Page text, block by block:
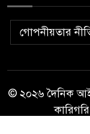
ডোনার্স ক্লাব”
৯
গোপনীয়তার
© ২০২৬ দৈনিক আইন